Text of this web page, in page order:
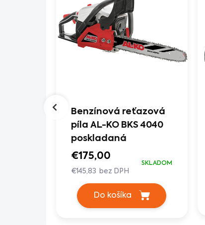
Benzínová reťazová
píla AL-KO BKS 4040
poskladaná
€175,00
€145,83 bez DPH
SKLADOM
Do košíka